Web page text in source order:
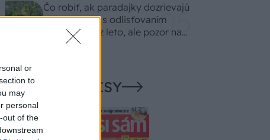
or
to
may
personal
out of the
Čo robiť, ak paradajky dozrievajú
pomaly? Trik s odlisťovaním
funguje aj cez leto, ale pozor na
chyby
NAŠE ČASOPISY